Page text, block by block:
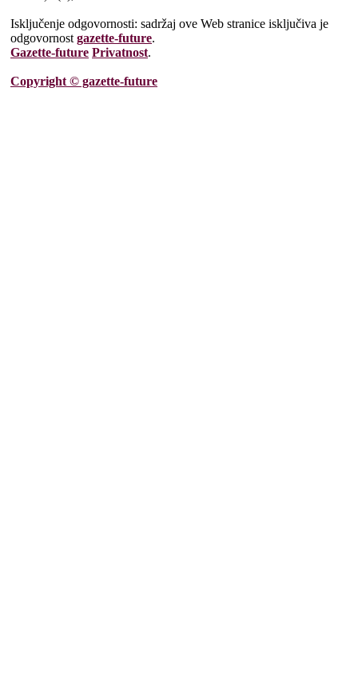
Isključenje odgovornosti: sadržaj ove Web stranice isključiva je
odgovornost gazette-future.
Gazette-future Privatnost.
Copyright © gazette-future